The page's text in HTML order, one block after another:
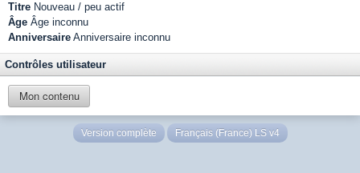
Titre Nouveau / peu actif
Âge Âge inconnu
Anniversaire Anniversaire inconnu
Contrôles utilisateur
Mon contenu
Version complète Français (France) LS v4